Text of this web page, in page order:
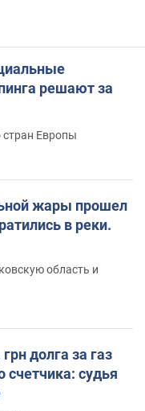
решают за
стран Европы
жары прошел
в реки.
область и
долга за газ
счетчика: судья